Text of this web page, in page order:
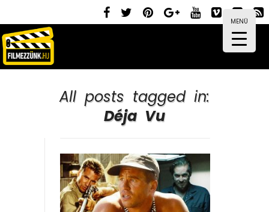
MENÜ
All posts tagged in:
Déja Vu